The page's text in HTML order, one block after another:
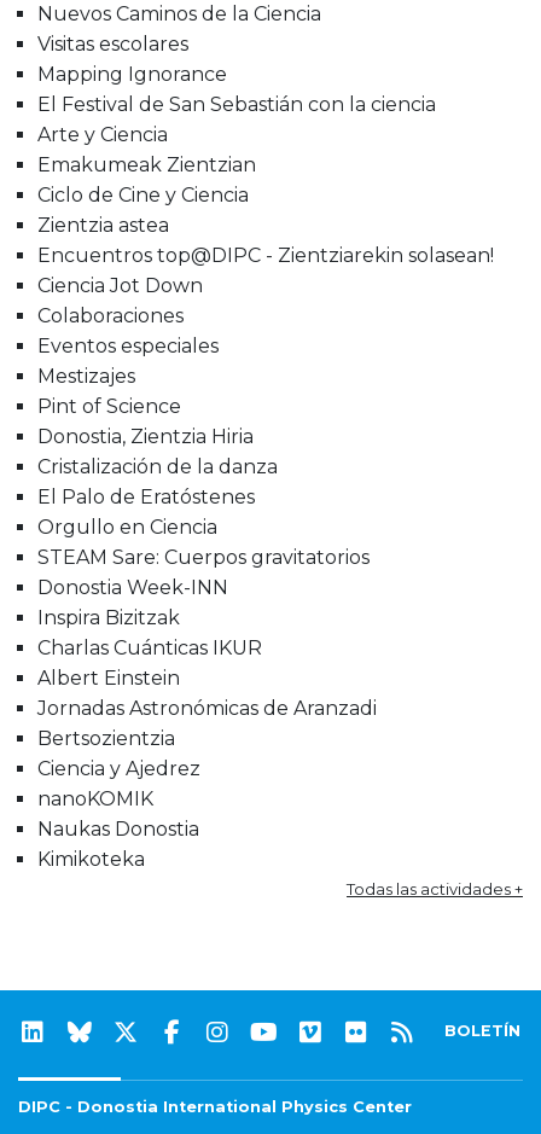
Nuevos Caminos de la Ciencia
Visitas escolares
Mapping Ignorance
El Festival de San Sebastián con la ciencia
Arte y Ciencia
Emakumeak Zientzian
Ciclo de Cine y Ciencia
Zientzia astea
Encuentros top@DIPC - Zientziarekin solasean!
Ciencia Jot Down
Colaboraciones
Eventos especiales
Mestizajes
Pint of Science
Donostia, Zientzia Hiria
Cristalización de la danza
El Palo de Eratóstenes
Orgullo en Ciencia
STEAM Sare: Cuerpos gravitatorios
Donostia Week-INN
Inspira Bizitzak
Charlas Cuánticas IKUR
Albert Einstein
Jornadas Astronómicas de Aranzadi
Bertsozientzia
Ciencia y Ajedrez
nanoKOMIK
Naukas Donostia
Kimikoteka
Todas las actividades +
BOLETÍN
DIPC - Donostia International Physics Center